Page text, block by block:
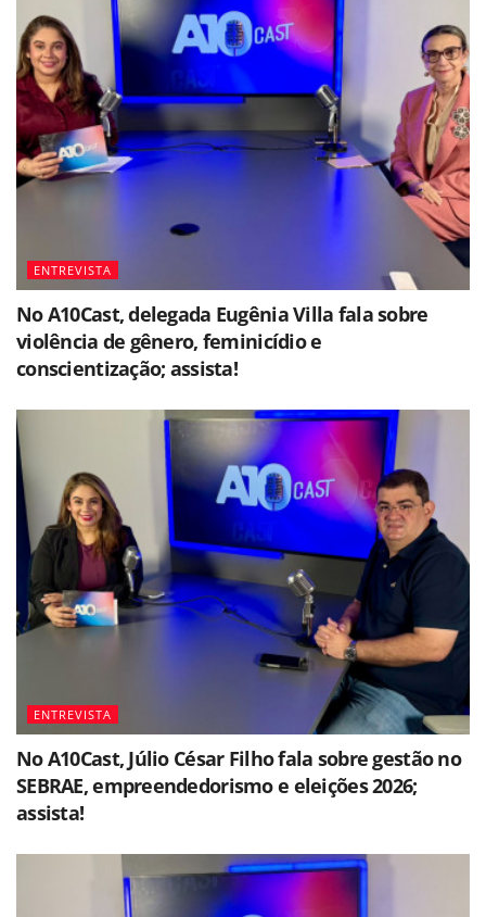
ENTREVISTA
No A10Cast, delegada Eugênia Villa fala sobre
violência de gênero, feminicídio e
conscientização; assista!
ENTREVISTA
No A10Cast, Júlio César Filho fala sobre gestão no
SEBRAE, empreendedorismo e eleições 2026;
assista!